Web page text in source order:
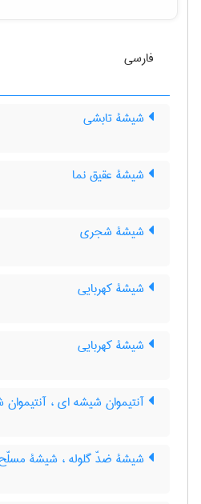
فارسی
شیشۀ تابشی
شیشۀ عقیق نما
شیشۀ شجری
شیشۀ کهربایی
شیشۀ کهربایی
آنتیموان شیشه ای ،
شیشۀ ضدّ گلوله ، شیشۀ